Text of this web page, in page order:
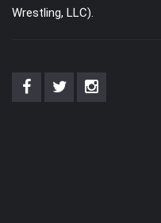
Wrestling, LLC).